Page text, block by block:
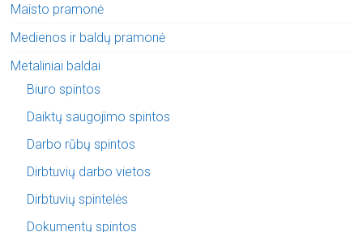
Maisto pramonė
Medienos ir baldų pramonė
Metaliniai baldai
Biuro spintos
Daiktų saugojimo spintos
Darbo rūbų spintos
Dirbtuvių darbo vietos
Dirbtuvių spintelės
Dokumentų spintos